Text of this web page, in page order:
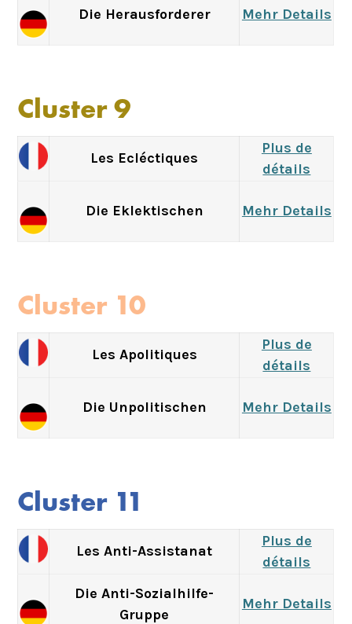
Die Herausforderer Mehr Details
Cluster 9
Les Ecléctiques
Plus de
détails
Die Eklektischen Mehr Details
Cluster 10
Les Apolitiques
Plus de
détails
Die Unpolitischen Mehr Details
Cluster 11
Les Anti-Assistanat
Plus de
détails
Die Anti-Sozialhilfe-
Gruppe
Mehr Details